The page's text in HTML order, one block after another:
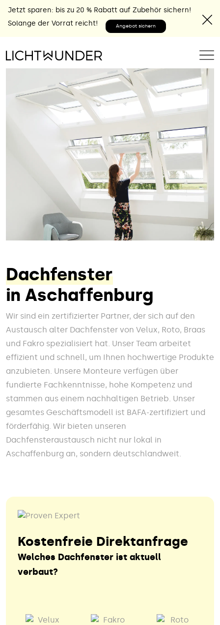
Jetzt sparen: bis zu 20 % Rabatt auf Zubehör sichern!
Solange der Vorrat reicht!
Angebot sichern
Dachfenster
in Aschaffenburg
Wir sind ein zertifizierter Partner, der sich auf den
Austausch alter Dachfenster von Velux, Roto, Braas
und Fakro spezialisiert hat. Unser Team arbeitet
effizient und schnell, um Ihnen hochwertige Produkte
anzubieten. Unsere Monteure verfügen über
fundierte Fachkenntnisse, hohe Kompetenz und
stammen aus einem nachhaltigen Betrieb. Unser
gesamtes Geschäftsmodell ist BAFA-zertifiziert und
förderfähig. Wir bieten unseren
Dachfensteraustausch nicht nur lokal in
Aschaffenburg an, sondern deutschlandweit.
Kostenfreie Direktanfrage
Welches Dachfenster ist aktuell
verbaut?